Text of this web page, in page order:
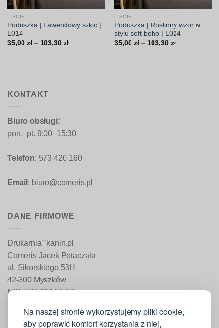
Na naszej stronie wykorzystujemy pliki cookie,
aby poprawić komfort korzystania z niej,
LIŚCIE
Poduszka | Lawendowy szkic |
L014
35,00 zł – 103,30 złZakres
LIŚCIE
Poduszka | Roślinny wzór w
stylu soft boho | L024
35,00 zł – 103,30 złZakres
KONTAKT
Biuro obsługi:
pon.–pt. 9:00–15:30
Telefon: 573 420 160
Email : biuro@comeris.pl
DANE FIRMOWE
DrukarniaTkanin.pl
Comeris Jacek Potaczała
ul. Sikorskiego 53H
42-300 Myszków
NIP: 577 194 55 57